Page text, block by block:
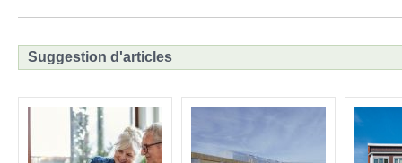
Suggestion d'articles